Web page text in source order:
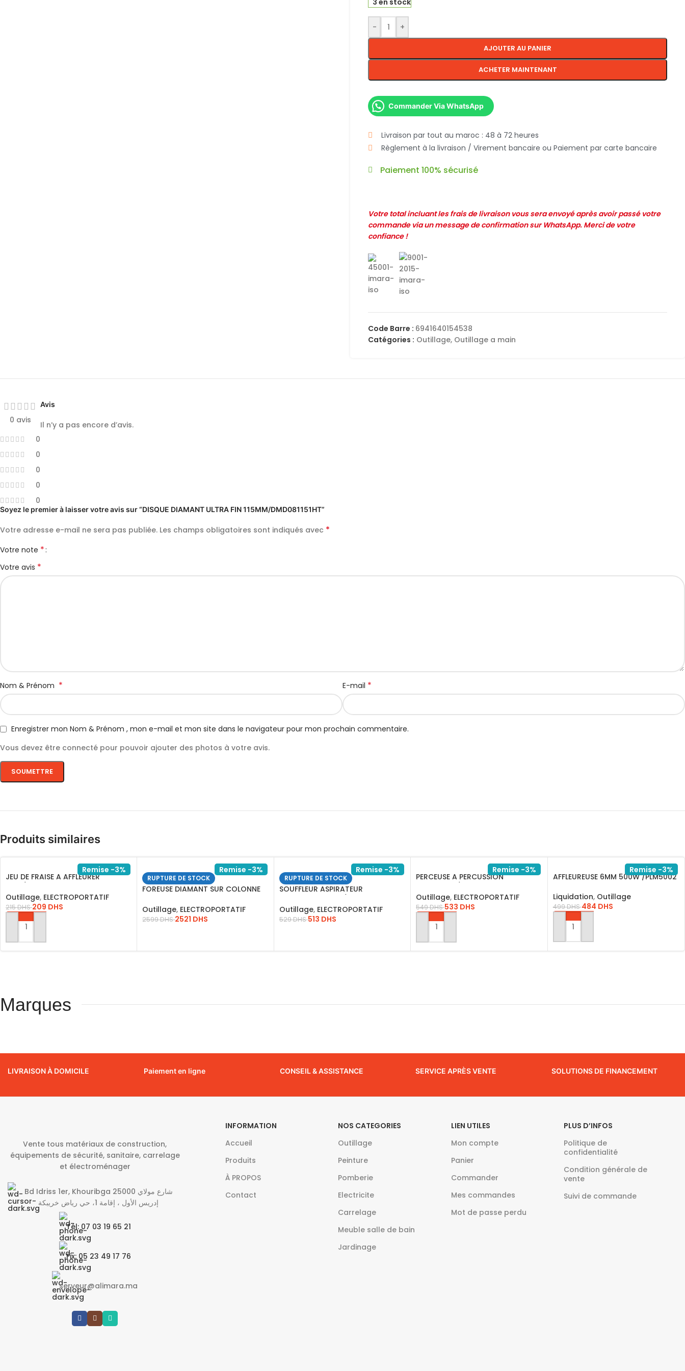
3 en stock
- +
AJOUTER AU PANIER
ACHETER MAINTENANT
Commander Via WhatsApp
Livraison par tout au maroc : 48 à 72 heures
Règlement à la livraison / Virement bancaire ou Paiement par carte bancaire
Paiement 100% sécurisé
Votre total incluant les frais de livraison vous sera envoyé après avoir passé votre
commande via un message de confirmation sur WhatsApp. Merci de votre
confiance !
Code Barre : 6941640154538
Catégories : Outillage, Outillage a main
0 avis
0
0
0
0
0
Avis
Il n’y a pas encore d’avis.
Soyez le premier à laisser votre avis sur “DISQUE DIAMANT ULTRA FIN 115MM/DMD081151HT”
Votre adresse e-mail ne sera pas publiée. Les champs obligatoires sont indiqués avec *
Votre note *
Votre avis *
Nom & Prénom * E-mail *
Enregistrer mon Nom & Prénom , mon e-mail et mon site dans le navigateur pour mon prochain commentaire.
Vous devez être connecté pour pouvoir ajouter des photos à votre avis.
Produits similaires
Remise -3%
JEU DE FRAISE A AFFLEURER
Outillage, ELECTROPORTATIF
215DHS 209 DHS
AJOUTER AU PANIER
Remise -3%
RUPTURE DE STOCK
FOREUSE DIAMANT SUR COLONNE
Outillage, ELECTROPORTATIF
2599DHS2521 DHS
Remise -3%
RUPTURE DE STOCK
SOUFFLEUR ASPIRATEUR
Outillage, ELECTROPORTATIF
529DHS513 DHS
Remise -3%
PERCEUSE A PERCUSSION
Outillage, ELECTROPORTATIF
549DHS 533 DHS
AJOUTER AU PANIER
Remise -3%
AFFLEUREUSE 6MM 500W /PLM5002
Liquidation, Outillage
499DHS484 DHS
AJOUTER AU PANIER
Marques
LIVRAISON À DOMICILE Paiement en ligne CONSEIL & ASSISTANCE SERVICE APRÈS VENTE SOLUTIONS DE FINANCEMENT
Vente tous matériaux de construction,
équipements de sécurité, sanitaire, carrelage
et électroménager
Bd Idriss 1er, Khouribga 25000 شارع مولاي
إدريس الأول ، إقامة 1، حي رياض خريبكة
Tél: 07 03 19 65 21
Fix: 05 23 49 17 76
serveur@alimara.ma
INFORMATION
Accueil
Produits
À PROPOS
Contact
NOS CATEGORIES
Outillage
Peinture
Pomberie
Electricite
Carrelage
Meuble salle de bain
Jardinage
LIEN UTILES
Mon compte
Panier
Commander
Mes commandes
Mot de passe perdu
PLUS D’INFOS
Politique de
confidentialité
Condition générale de
vente
Suivi de commande